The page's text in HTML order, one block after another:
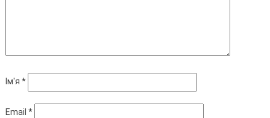
Ім'я *
Email *